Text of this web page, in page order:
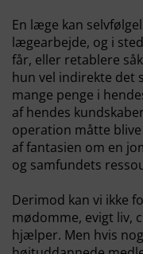
En læge kan
lægearbejde, og i
får, eller retablere
hun vel indirekte det
mange penge i
af hendes
operation måtte
af fantasien om en
og samfundets
Derimod kan vi ikke
mødomme, evigt liv,
hjælper. Men hvis